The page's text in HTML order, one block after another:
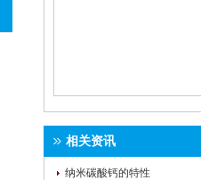
相关资讯
纳米碳酸钙的特性